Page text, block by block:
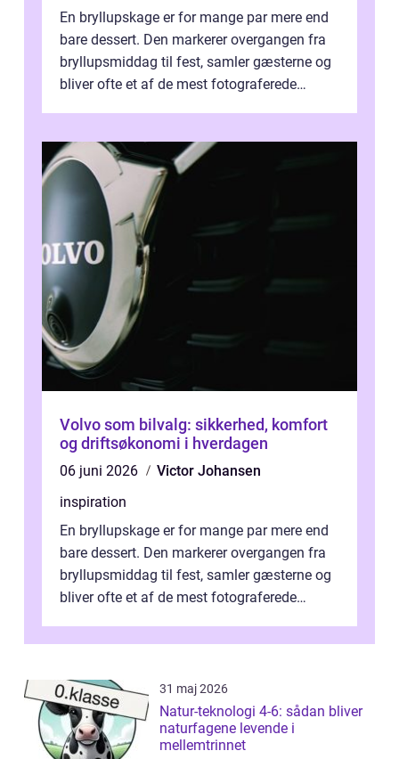
En bryllupskage er for mange par mere end
bare dessert. Den markerer overgangen fra
bryllupsmiddag til fest, samler gæsterne og
bliver ofte et af de mest fotograferede
Volvo som bilvalg: sikkerhed, komfort
og driftsøkonomi i hverdagen
06 juni 2026
Victor Johansen
inspiration
En bryllupskage er for mange par mere end
bare dessert. Den markerer overgangen fra
bryllupsmiddag til fest, samler gæsterne og
bliver ofte et af de mest fotograferede
31 maj 2026
Natur-teknologi 4-6: sådan bliver
naturfagene levende i
mellemtrinnet